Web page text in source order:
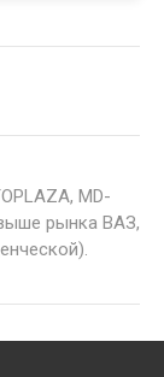
MD-
рынка ВАЗ,